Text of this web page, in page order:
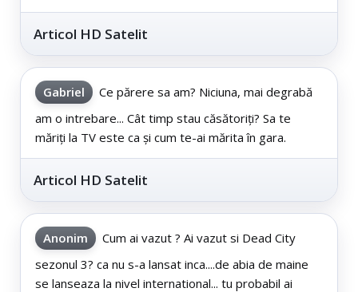
Articol HD Satelit
Gabriel
Ce părere sa am? Niciuna, mai degrabă
am o intrebare... Cât timp stau căsătoriți? Sa te
măriți la TV este ca și cum te-ai mărita în gara.
Articol HD Satelit
Anonim
Cum ai vazut ? Ai vazut si Dead City
sezonul 3? ca nu s-a lansat inca....de abia de maine
se lanseaza la nivel international... tu probabil ai